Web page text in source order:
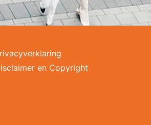
en Copyright